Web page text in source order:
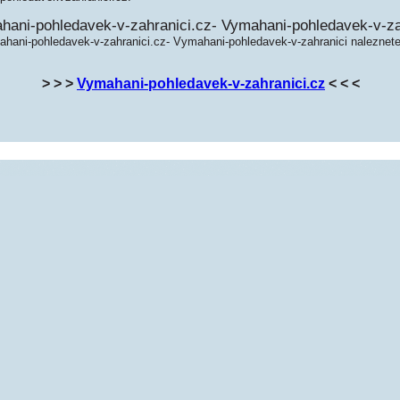
pohledavek-v-zahranici.cz- Vymahani-pohledavek-v-
pohledavek-v-zahranici.cz- Vymahani-pohledavek-v-zahranici
> > > Vymahani-pohledavek-v-zahranici.cz < < <